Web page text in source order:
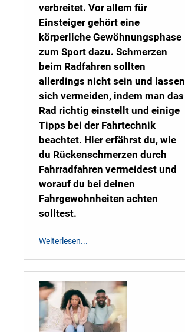
verbreitet. Vor allem für
Einsteiger gehört eine
körperliche Gewöhnungsphase
zum Sport dazu. Schmerzen
beim Radfahren sollten
allerdings nicht sein und lassen
sich vermeiden, indem man das
Rad richtig einstellt und einige
Tipps bei der Fahrtechnik
beachtet. Hier erfährst du, wie
du Rückenschmerzen durch
Fahrradfahren vermeidest und
worauf du bei deinen
Fahrgewohnheiten achten
solltest.
Weiterlesen...